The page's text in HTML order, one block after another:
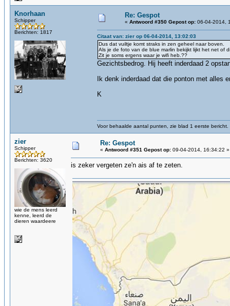
Knorhaan
Schipper
Berichten: 1817
Re: Gespot
« Antwoord #350 Gepost op: 06-04-2014,
Citaat van: zier op 06-04-2014, 13:02:03
Dus dat vuiltje komt straks in zen geheel naar boven.
Als je de foto van de blue marlin bekijkt lijkt het net of
Zit je soms ergens waar je wifi heb.??
Gezichtsbedrog. Hij heeft inderdaad 2
Ik denk inderdaad dat die ponton met alles
K
Voor behaalde aantal punten, zie blad 1 eerste bericht.
zier
Schipper
Berichten: 3620
wie de mens leerd
kenne, leerd de
dieren waardeere
Re: Gespot
« Antwoord #351 Gepost op: 09-04-2014, 16:34:22 »
is zeker vergeten ze'n ais af te zeten.